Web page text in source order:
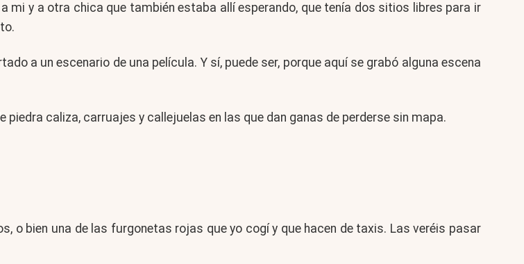
mi y a otra chica que también estaba allí esperando, que tenía dos sitios libres para ir
a un escenario de una película. Y sí, puede ser, porque aquí se grabó alguna escena
piedra caliza, carruajes y callejuelas en las que dan ganas de perderse sin mapa.
o bien una de las furgonetas rojas que yo cogí y que hacen de taxis. Las veréis pasar